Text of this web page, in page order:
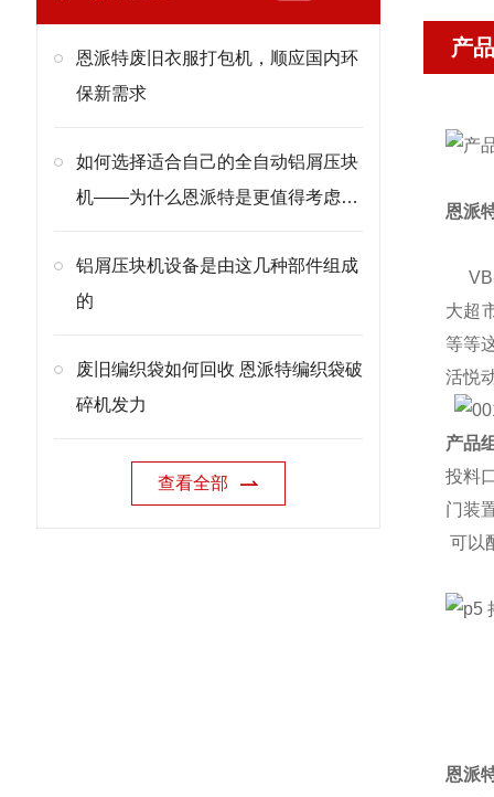
恩派特废旧衣服打包机，顺应国内环
保新需求
如何选择适合自己的全自动铝屑压块
机——为什么恩派特是更值得考虑的
铝屑压块机设备是由这几种部件组成
的
废旧编织袋如何回收 恩派特编织袋破
碎机发力
查看全部
产
恩派
VB-
大超
等等
活悦
产品
投料
门装
可以
恩派